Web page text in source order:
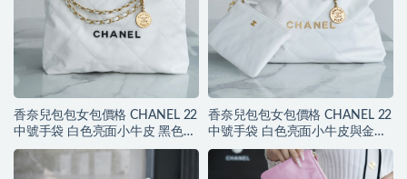
香奈兒包包女包價格 CHANEL 22
中號手袋 白色亮面小牛皮 黑色
LOGO
香奈兒包包女包價格 CHANEL 22
中號手袋 白色亮面小牛皮與金色
LOGO